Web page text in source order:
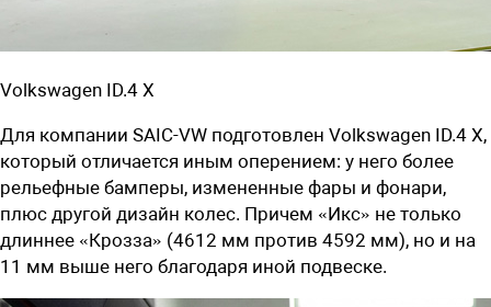
Volkswagen ID.4 X
Для компании SAIC-VW подготовлен Volkswagen ID.4 X,
который отличается иным оперением: у него более
рельефные бамперы, измененные фары и фонари,
плюс другой дизайн колес. Причем «Икс» не только
длиннее «Крозза» (4612 мм против 4592 мм), но и на
11 мм выше него благодаря иной подвеске.